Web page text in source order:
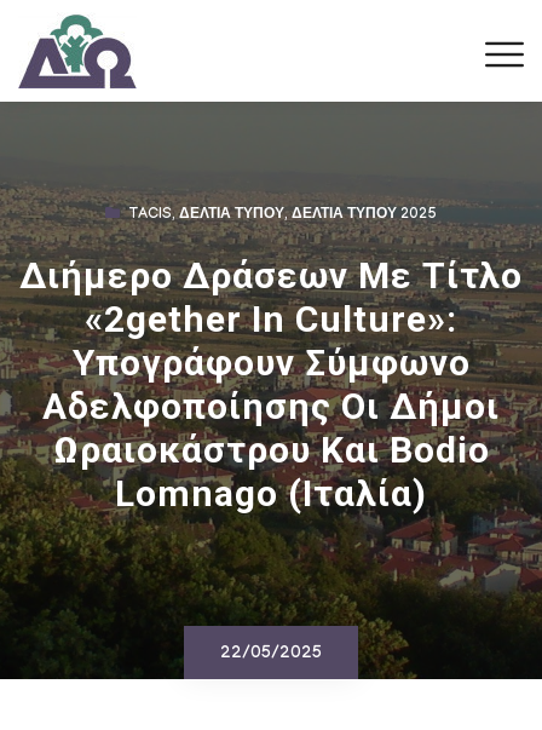
TACIS,ΔΕΛΤΊΑ ΤΎΠΟΥ,ΔΕΛΤΊΑ ΤΎΠΟΥ 2025
Διήμερο Δράσεων Με Τίτλο
«2gether In Culture»:
Υπογράφουν Σύμφωνο
Αδελφοποίησης Οι Δήμοι
Ωραιοκάστρου Και Bodio
Lomnago (Ιταλία)
22/05/2025